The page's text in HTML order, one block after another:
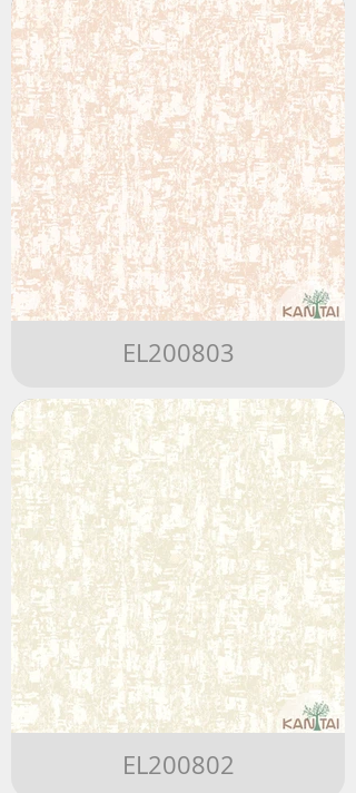
EL200803
EL200802